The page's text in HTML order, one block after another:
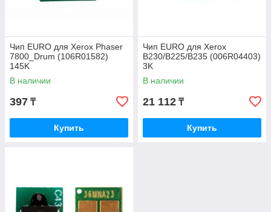
Чип EURO для Xerox Phaser
7800_Drum (106R01582)
145K
В наличии
397 ₸
Купить
Чип EURO для Xerox
B230/B225/B235 (006R04403)
3K
В наличии
21 112 ₸
Купить